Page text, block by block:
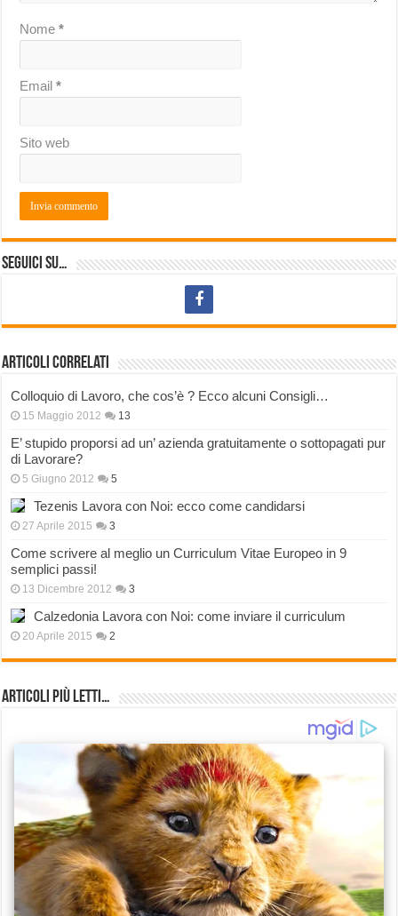
Nome*
Email*
Sito web
Seguici su…
Articoli correlati
Colloquio di Lavoro, che cos’è ? Ecco alcuni Consigli…
15 Maggio 2012 13
E’ stupido proporsi ad un’ azienda gratuitamente o sottopagati pur
di Lavorare?
5 Giugno 2012 5
Tezenis Lavora con Noi: ecco come candidarsi
27 Aprile 2015 3
Come scrivere al meglio un Curriculum Vitae Europeo in 9
semplici passi!
13 Dicembre 2012 3
Calzedonia Lavora con Noi: come inviare il curriculum
20 Aprile 2015 2
Articoli più Letti…